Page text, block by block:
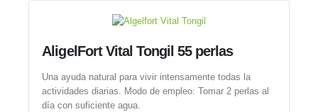
AligelFort Vital Tongil 55 perlas
Una ayuda natural para vivir intensamente todas la
actividades diarias. Modo de empleo: Tomar 2 perlas al
día con suficiente agua.